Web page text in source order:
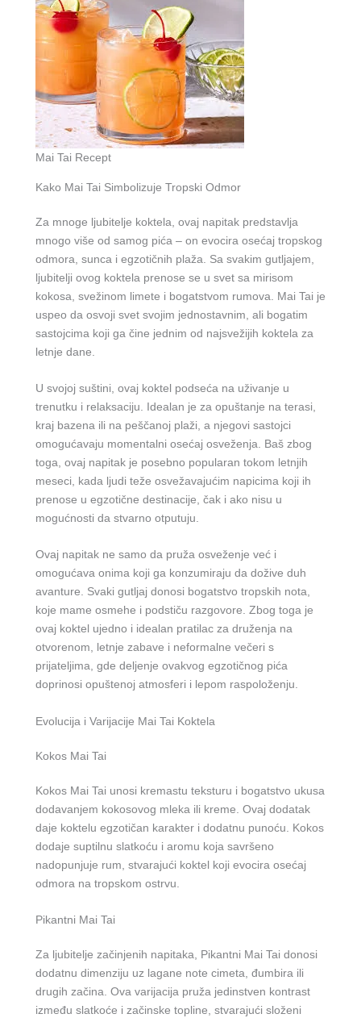
Mai Tai Recept
Kako Mai Tai Simbolizuje Tropski Odmor
Za mnoge ljubitelje koktela, ovaj napitak predstavlja
mnogo više od samog pića – on evocira osećaj tropskog
odmora, sunca i egzotičnih plaža. Sa svakim gutljajem,
ljubitelji ovog koktela prenose se u svet sa mirisom
kokosa, svežinom limete i bogatstvom rumova. Mai Tai je
uspeo da osvoji svet svojim jednostavnim, ali bogatim
sastojcima koji ga čine jednim od najsvežijih koktela za
letnje dane.
U svojoj suštini, ovaj koktel podseća na uživanje u
trenutku i relaksaciju. Idealan je za opuštanje na terasi,
kraj bazena ili na peščanoj plaži, a njegovi sastojci
omogućavaju momentalni osećaj osveženja. Baš zbog
toga, ovaj napitak je posebno popularan tokom letnjih
meseci, kada ljudi teže osvežavajućim napicima koji ih
prenose u egzotične destinacije, čak i ako nisu u
mogućnosti da stvarno otputuju.
Ovaj napitak ne samo da pruža osveženje već i
omogućava onima koji ga konzumiraju da dožive duh
avanture. Svaki gutljaj donosi bogatstvo tropskih nota,
koje mame osmehe i podstiču razgovore. Zbog toga je
ovaj koktel ujedno i idealan pratilac za druženja na
otvorenom, letnje zabave i neformalne večeri s
prijateljima, gde deljenje ovakvog egzotičnog pića
doprinosi opuštenoj atmosferi i lepom raspoloženju.
Evolucija i Varijacije Mai Tai Koktela
Kokos Mai Tai
Kokos Mai Tai unosi kremastu teksturu i bogatstvo ukusa
dodavanjem kokosovog mleka ili kreme. Ovaj dodatak
daje koktelu egzotičan karakter i dodatnu punoću. Kokos
dodaje suptilnu slatkoću i aromu koja savršeno
nadopunjuje rum, stvarajući koktel koji evocira osećaj
odmora na tropskom ostrvu.
Pikantni Mai Tai
Za ljubitelje začinjenih napitaka, Pikantni Mai Tai donosi
dodatnu dimenziju uz lagane note cimeta, đumbira ili
drugih začina. Ova varijacija pruža jedinstven kontrast
između slatkoće i začinske topline, stvarajući složeni